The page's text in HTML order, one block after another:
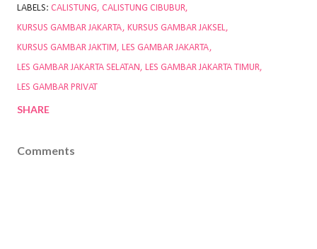
LABELS: CALISTUNG CALISTUNG CIBUBUR
KURSUS GAMBAR JAKARTA
KURSUS GAMBAR JAKSEL
KURSUS GAMBAR JAKTIM
LES GAMBAR JAKARTA
LES GAMBAR JAKARTA SELATAN
LES GAMBAR JAKARTA TIMUR
LES GAMBAR PRIVAT
SHARE
Comments